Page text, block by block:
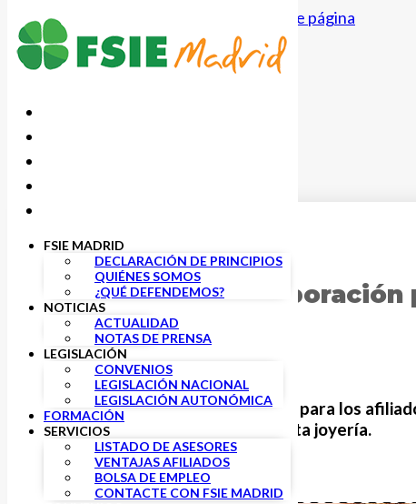
Saltar al contenido principal Saltar al pie de página
FSIE MADRID
DECLARACIÓN DE PRINCIPIOS
QUIÉNES SOMOS
¿QUÉ DEFENDEMOS?
NOTICIAS
ACTUALIDAD
NOTAS DE PRENSA
LEGISLACIÓN
CONVENIOS
LEGISLACIÓN NACIONAL
LEGISLACIÓN AUTONÓMICA
FORMACIÓN
SERVICIOS
LISTADO DE ASESORES
VENTAJAS AFILIADOS
BOLSA DE EMPLEO
CONTACTE CON FSIE MADRID
18 NOVIEMBRE, 2022
Acuerdo de colaboración
Nuevo acuerdo de colaboración para los
especialista en compromiso y alta joyería.